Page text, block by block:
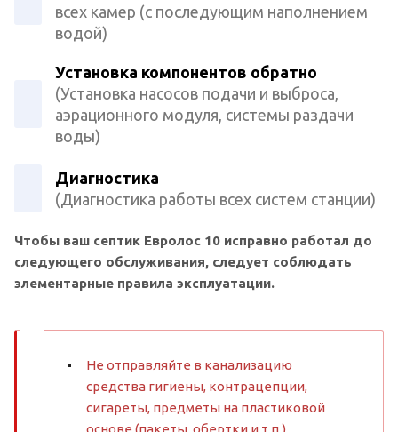
всех камер (с последующим наполнением
водой)
Установка компонентов обратно
(Установка насосов подачи и выброса,
аэрационного модуля, системы раздачи
воды)
Диагностика
(Диагностика работы всех систем станции)
Чтобы ваш септик Евролос 10 исправно работал до
следующего обслуживания, следует соблюдать
элементарные правила эксплуатации.
Не отправляйте в канализацию
средства гигиены, контрацепции,
сигареты, предметы на пластиковой
основе (пакеты, обертки и т.п.).